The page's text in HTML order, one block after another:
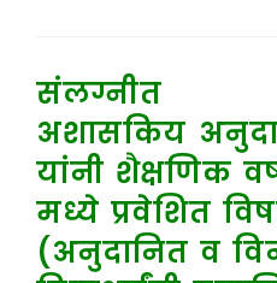
संलग्नीत
अशासकिय
यांनी शैक्षणिक
मध्ये प्रवेशित
(अनुदानित व